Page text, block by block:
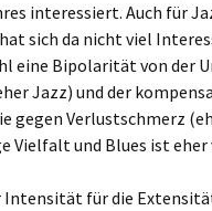
interessiert. Auch für
sich da nicht viel
eine Bipolarität von der
Jazz) und der
gegen Verlustschmerz
Vielfalt und Blues ist
Intensität für die